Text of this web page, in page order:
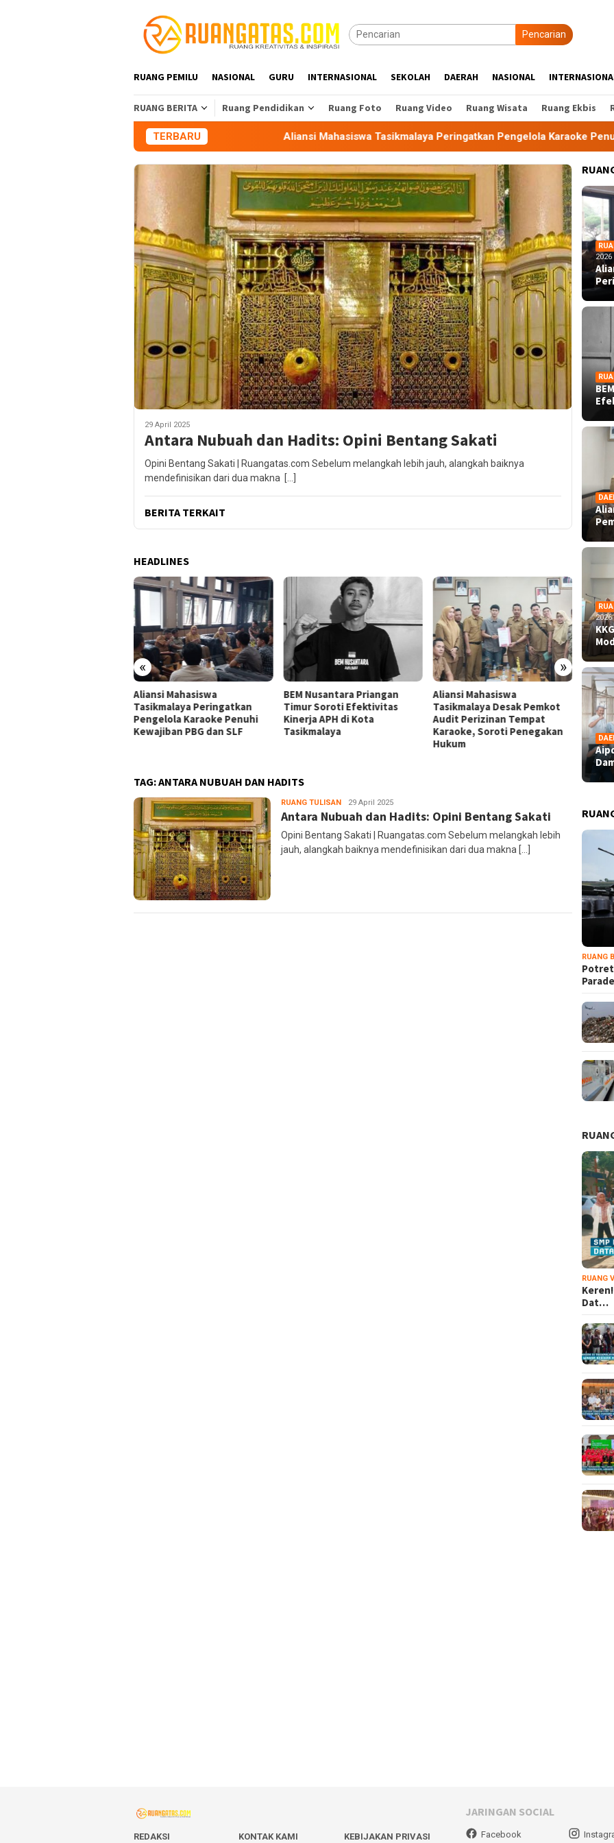
Pencarian
RUANG PEMILU NASIONAL GURU INTERNASIONAL SEKOLAH DAERAH NASIONAL
RUANG BERITA Ruang Pendidikan Ruang Foto Ruang Video Ruang Wisata Ruang Ekbis
TERBARU Aliansi Mahasiswa Tasikmalaya Peringatkan Pengelola Karaoke Penuhi Kewajiban
29 April 2025
Antara Nubuah dan Hadits: Opini Bentang Sakati
Opini Bentang Sakati | Ruangatas.com Sebelum melangkah lebih jauh, alangkah baiknya
mendefinisikan dari dua makna […]
BERITA TERKAIT
HEADLINES
« »
BEM Nusantara Priangan
Timur Soroti Efektivitas
Kinerja APH di Kota
Tasikmalaya
Aliansi Mahasiswa
Tasikmalaya Desak Pemkot
Audit Perizinan Tempat
Karaoke, Soroti Penegakan
KKG Santana Sukses Gelar
Workshop Model AREC,
Dorong Pembelajaran Seni
Musik SD Lebih Kreatif dan
Inovatif
Aipda
TAG:ANTARA NUBUAH DAN HADITS
RUANG TULISAN Ruang
Editor
29 April 2025
Antara Nubuah dan Hadits: Opini Bentang Sakati
Opini Bentang Sakati | Ruangatas.com Sebelum melangkah lebih
jauh, alangkah baiknya mendefinisikan dari dua makna […]
2026
2026
RUANG
Potret
RUANG
Dat…
REDAKSI KONTAK KAMI KEBIJAKAN PRIVASI
JARINGAN SOCIAL
Facebook